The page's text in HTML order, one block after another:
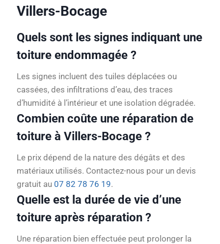
Villers-Bocage
Quels sont les signes indiquant une
toiture endommagée ?
Les signes incluent des tuiles déplacées ou
cassées, des infiltrations d’eau, des traces
d’humidité à l’intérieur et une isolation dégradée.
Combien coûte une réparation de
toiture à Villers-Bocage ?
Le prix dépend de la nature des dégâts et des
matériaux utilisés. Contactez-nous pour un devis
gratuit au 07 82 78 76 19.
Quelle est la durée de vie d’une
toiture après réparation ?
Une réparation bien effectuée peut prolonger la